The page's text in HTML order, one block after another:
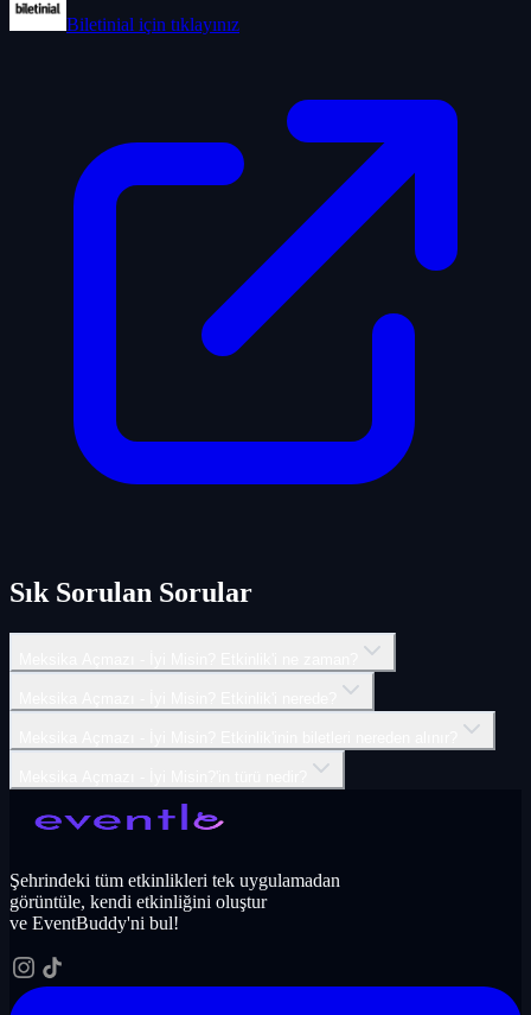
Biletinial için tıklayınız
Sık Sorulan Sorular
Şehrindeki tüm etkinlikleri tek uygulamadan
görüntüle, kendi etkinliğini oluştur
ve EventBuddy'ni bul!